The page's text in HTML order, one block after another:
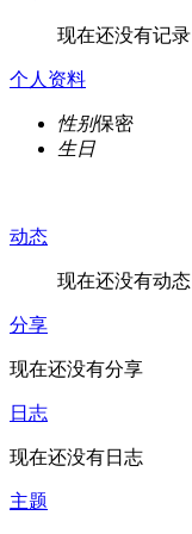
现在还没有记录
个人资料
性别保密
生日
动态
现在还没有动态
分享
现在还没有分享
日志
现在还没有日志
主题